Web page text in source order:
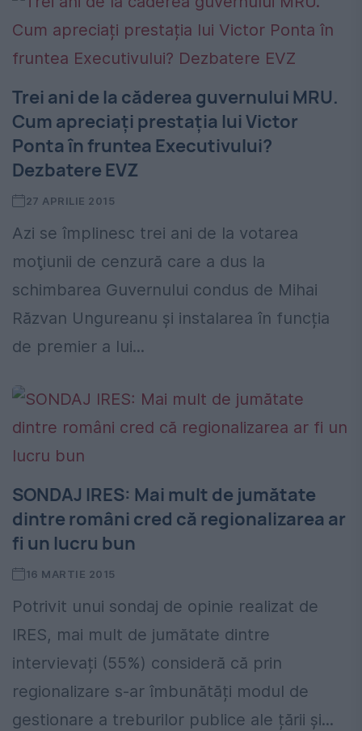
Trei ani de la căderea guvernului MRU.
Cum apreciați prestația lui Victor
Ponta în fruntea Executivului?
Dezbatere EVZ
27 APRILIE 2015
Azi se împlinesc trei ani de la votarea
moţiunii de cenzură care a dus la
schimbarea Guvernului condus de Mihai
Răzvan Ungureanu și instalarea în funcția
de premier a lui...
SONDAJ IRES: Mai mult de jumătate
dintre români cred că regionalizarea ar
fi un lucru bun
16 MARTIE 2015
Potrivit unui sondaj de opinie realizat de
IRES, mai mult de jumătate dintre
intervievați (55%) consideră că prin
regionalizare s-ar îmbunătăți modul de
gestionare a treburilor publice ale țării și...